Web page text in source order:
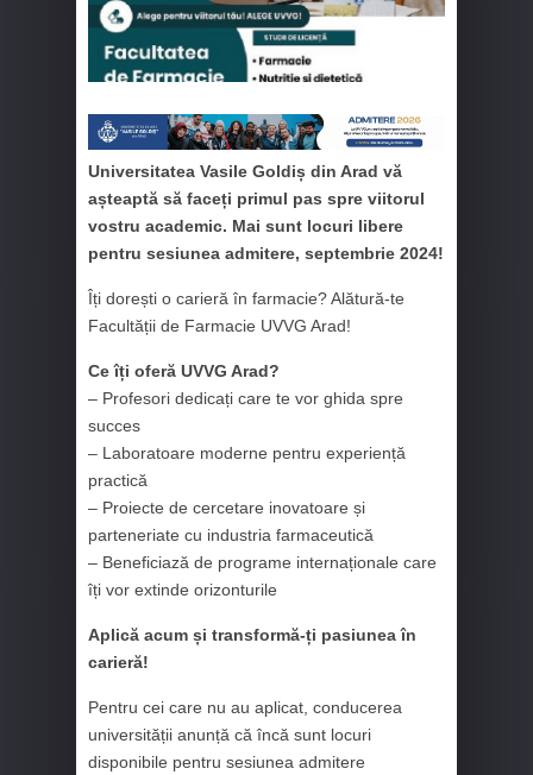
Universitatea Vasile Goldiș din Arad vă
așteaptă să faceți primul pas spre viitorul
vostru academic. Mai sunt locuri libere
pentru sesiunea admitere, septembrie 2024!
Îți dorești o carieră în farmacie? Alătură-te
Facultății de Farmacie UVVG Arad!
Ce îți oferă UVVG Arad?
– Profesori dedicați care te vor ghida spre
succes
– Laboratoare moderne pentru experiență
practică
– Proiecte de cercetare inovatoare și
parteneriate cu industria farmaceutică
– Beneficiază de programe internaționale care
îți vor extinde orizonturile
Aplică acum și transformă-ți pasiunea în
carieră!
Pentru cei care nu au aplicat, conducerea
universității anunță că încă sunt locuri
disponibile pentru sesiunea admitere